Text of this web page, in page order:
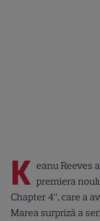
K eanu Reeves
premiera
Chapter 4”, care a
Marea surpriză a